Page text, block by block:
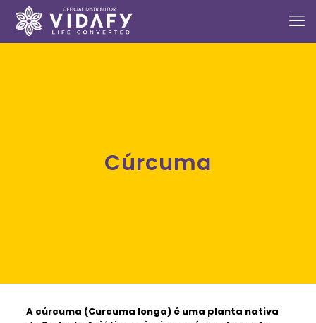
Cúrcuma
A cúrcuma (Curcuma longa) é uma planta nativa